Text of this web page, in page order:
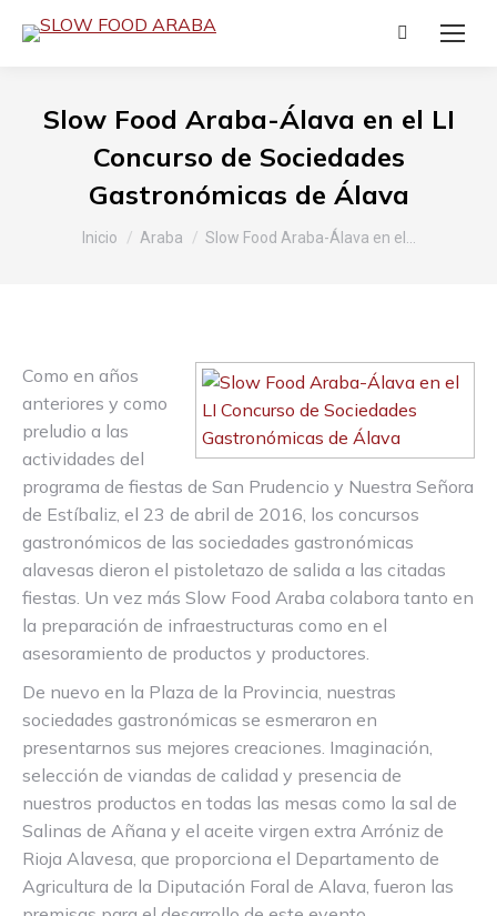
Buscar:
Slow Food Araba-Álava en el LI
Concurso de Sociedades
Gastronómicas de Álava
Estás aquí:
Inicio Araba Slow Food Araba-Álava en el…
Como en años
anteriores y como
preludio a las
actividades del
programa de fiestas de San Prudencio y Nuestra Señora
de Estíbaliz, el 23 de abril de 2016, los concursos
gastronómicos de las sociedades gastronómicas
alavesas dieron el pistoletazo de salida a las citadas
fiestas. Un vez más Slow Food Araba colabora tanto en
la preparación de infraestructuras como en el
asesoramiento de productos y productores.
De nuevo en la Plaza de la Provincia, nuestras
sociedades gastronómicas se esmeraron en
presentarnos sus mejores creaciones. Imaginación,
selección de viandas de calidad y presencia de
nuestros productos en todas las mesas como la sal de
Salinas de Añana y el aceite virgen extra Arróniz de
Rioja Alavesa, que proporciona el Departamento de
Agricultura de la Diputación Foral de Alava, fueron las